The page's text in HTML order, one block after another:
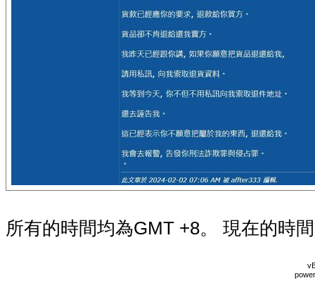
所有的時間均為GMT +8。 現在的時